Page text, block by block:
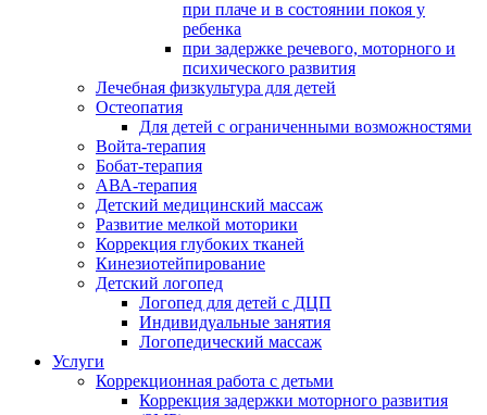
при плаче и в состоянии покоя у
ребенка
при задержке речевого, моторного и
психического развития
Лечебная физкультура для детей
Остеопатия
Для детей с ограниченными возможностями
Войта-терапия
Бобат-терапия
АВА-терапия
Детский медицинский массаж
Развитие мелкой моторики
Коррекция глубоких тканей
Кинезиотейпирование
Детский логопед
Логопед для детей с ДЦП
Индивидуальные занятия
Логопедический массаж
Услуги
Коррекционная работа с детьми
Коррекция задержки моторного развития